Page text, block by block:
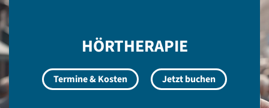
HÖRTHERAPIE
Termine & Kosten Jetzt buchen